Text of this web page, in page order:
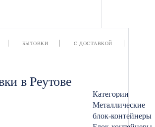
БЫТОВКИ С ДОСТАВКОЙ
в Реутове
Категории
Металлические
блок-контейнеры